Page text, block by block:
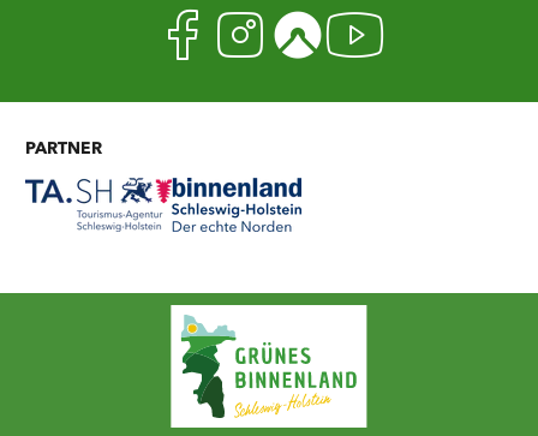
Facebook
Instagram
Komoot
PARTNER